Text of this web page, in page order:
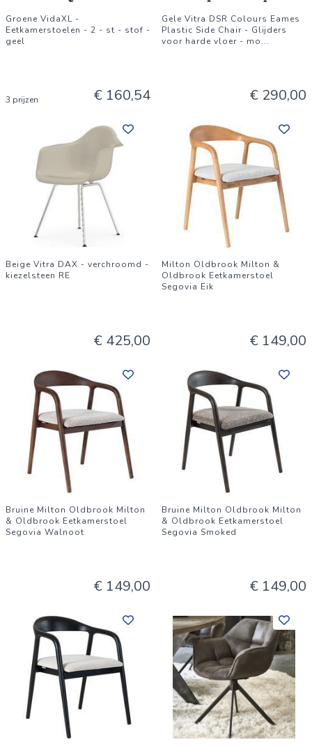
Groene VidaXL -
Eetkamerstoelen - 2 - st - stof -
geel
3 prijzen € 160,54
Gele Vitra DSR Colours Eames
Plastic Side Chair - Glijders
voor harde vloer - mo...
€ 290,00
Beige Vitra DAX - verchroomd -
kiezelsteen RE
€ 425,00
Milton Oldbrook Milton &
Oldbrook Eetkamerstoel
Segovia Eik
€ 149,00
Bruine Milton Oldbrook Milton
& Oldbrook Eetkamerstoel
Segovia Walnoot
€ 149,00
Bruine Milton Oldbrook Milton
& Oldbrook Eetkamerstoel
Segovia Smoked
€ 149,00